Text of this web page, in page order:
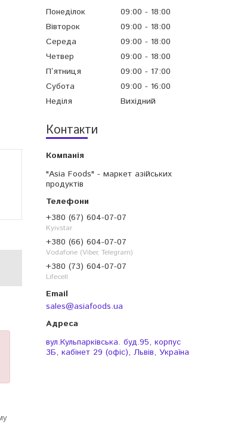
Понеділок 09:00
18:00
Вівторок
09:00
18:00
Середа
09:00
18:00
Четвер
09:00
18:00
Пʼятниця
09:00
17:00
Субота
09:00
16:00
Неділя
Вихідний
Контакти
"Asia Foods" - маркет азійських
продуктів
+380 (67) 604-07-07
Kyivstar
+380 (66) 604-07-07
Vodafone (Viber, Telegram)
+380 (73) 604-07-07
Lifecell
sales@asiafoods.ua
вул.Кульпарківська. буд.95, корпус
3Б, кабінет 29 (офіс), Львів, Україна